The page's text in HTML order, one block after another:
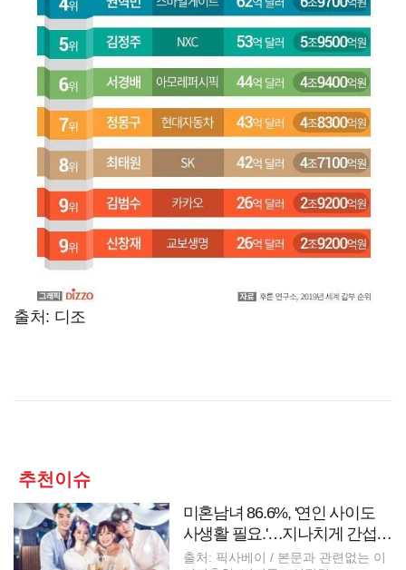
출처: 디조
추천이슈
미혼남녀 86.6%, '연인 사이도
사생활 필요.'…지나치게 간섭
한다면?
출처: 픽사베이 / 본문과 관련없는 이